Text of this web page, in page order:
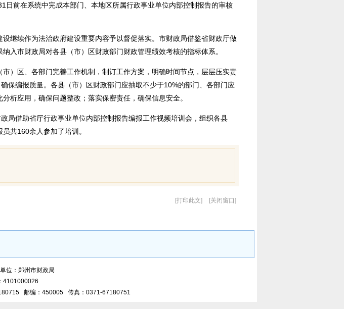
前在系统中完成本部门、本地区所属行政事业单位内部控制报告的审核
继续作为法治政府建设重要内容予以督促落实。市财政局借鉴省财政厅做
入市财政局对各县（市）区财政部门财政管理绩效考核的指标体系。
）区、各部门完善工作机制，制订工作方案，明确时间节点，层层压实责
保编报质量。各县（市）区财政部门应抽取不少于10%的部门、各部门应
析应用，确保问题整改；落实保密责任，确保信息安全。
局借助省厅行政事业单位内部控制报告编报工作视频培训会，组织各县
共160余人参加了培训。
打印此文 关闭窗口
位：郑州市财政局
4101000026
邮编：450005 传真：0371-67180751